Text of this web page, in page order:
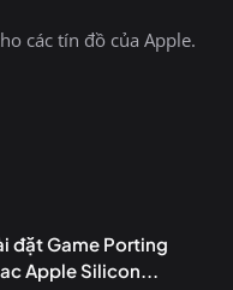
các tín đồ của Apple.
đặt Game Porting
Apple Silicon...